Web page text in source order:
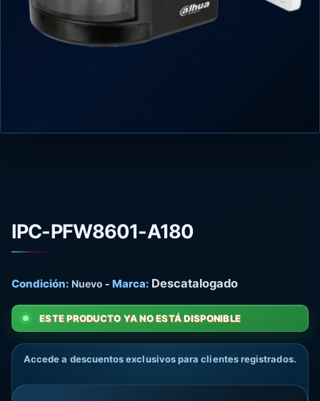
IPC-PFW8601-A180
Condición: Nuevo - Marca: Descatalogado
ESTE PRODUCTO YA NO ESTÁ DISPONIBLE
Accede a descuentos exclusivos para clientes registrados.